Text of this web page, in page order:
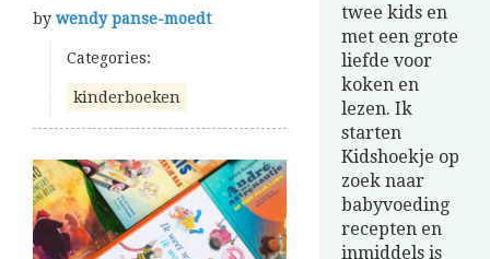
by wendy panse-moedt
Categories:
kinderboeken
twee kids en
met een grote
liefde voor
koken en
lezen. Ik
starten
Kidshoekje op
zoek naar
babyvoeding
recepten en
inmiddels is